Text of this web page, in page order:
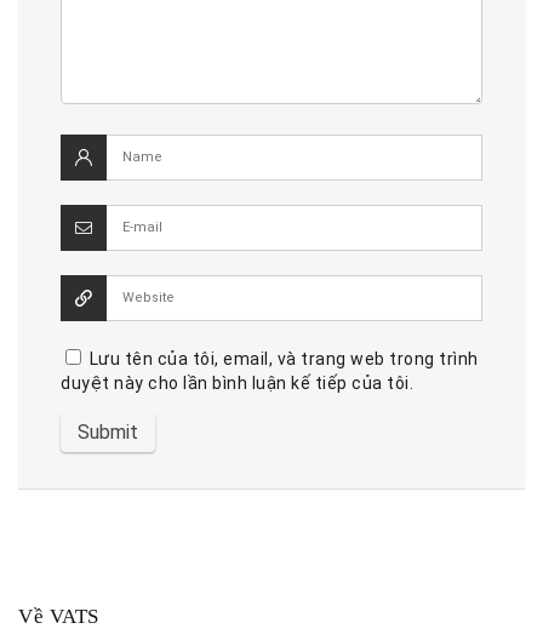
Lưu tên của tôi, email, và trang web trong trình
duyệt này cho lần bình luận kế tiếp của tôi.
Về VATS